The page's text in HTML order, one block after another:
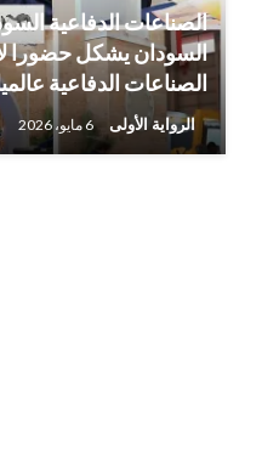
السودان يشكل حضورا
الصناعات الدفاعية
الرواية الأولى 6 مايو، 2026